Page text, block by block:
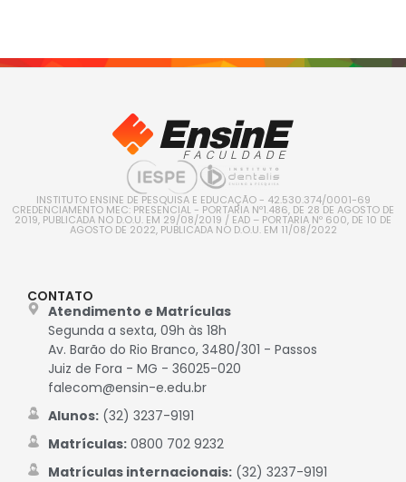
INSTITUTO ENSINE DE PESQUISA E EDUCAÇÃO - 42.530.374/0001-69
CREDENCIAMENTO MEC: PRESENCIAL - PORTARIA Nº1.486, DE 28 DE AGOSTO DE
2019, PUBLICADA NO D.O.U. EM 29/08/2019 / EAD – PORTARIA Nº 600, DE 10 DE
AGOSTO DE 2022, PUBLICADA NO D.O.U. EM 11/08/2022
CONTATO
Atendimento e Matrículas
Segunda a sexta, 09h às 18h
Av. Barão do Rio Branco, 3480/301 - Passos
Juiz de Fora - MG - 36025-020
falecom@ensin-e.edu.br
Alunos:(32) 3237-9191
Matrículas:0800 702 9232
Matrículas internacionais:(32) 3237-9191